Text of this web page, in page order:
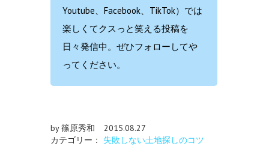
Youtube、Facebook、TikTok）では
楽しくてクスっと笑える投稿を
日々発信中。ぜひフォローしてや
ってください。
by 篠原秀和
2015.08.27
カテゴリー： 失敗しない土地探しのコツ